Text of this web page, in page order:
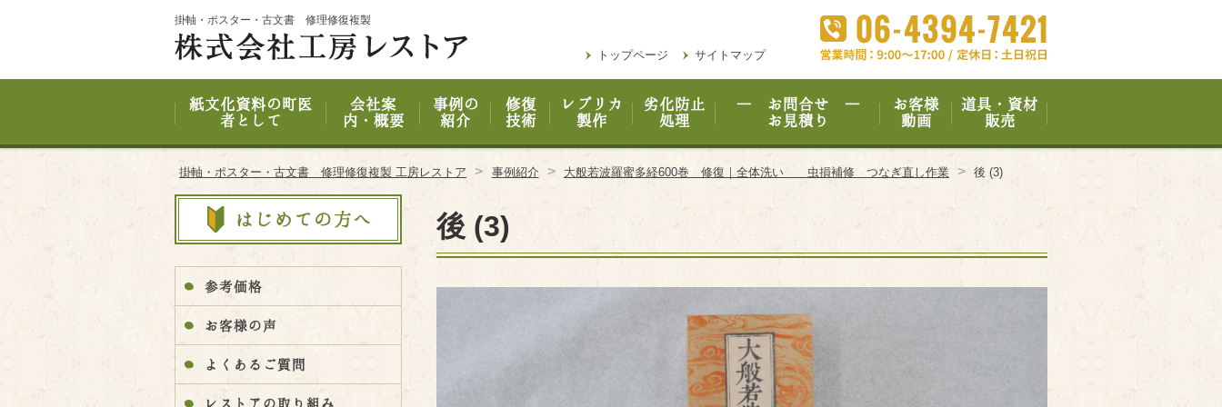
掛軸・ポスター・古文書 修理修復複製
トップページ サイトマップ
紙文化資料の町医
者として
会社案
内・概要
事例の
紹介
修復
技術
レプリカ
製作
劣化防止
処理
― お問合せ ―
お見積り
お客様
動画
道具・資材
販売
掛軸・ポスター・古文書 修理修復複製 工房レストア > 事例紹介 > 大般若波羅蜜多経600巻 修復｜全体洗い 虫損補修 つなぎ直し作業 > 後 (3)
後 (3)
参考価格
お客様の声
よくあるご質問
レストアの取り組み